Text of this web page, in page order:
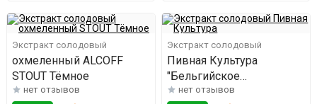
Экстракт солодовый
охмеленный ALCOFF
STOUT Тёмное
нет отзывов
Экстракт солодовый
Пивная Культура
"Бельгийское
Пшеничное"
нет отзывов